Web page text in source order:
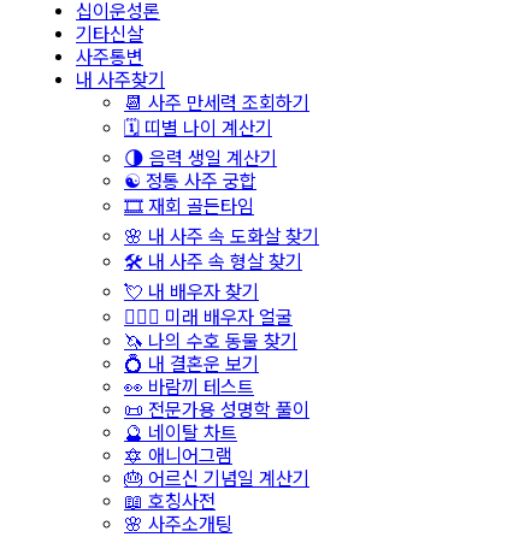
십이운성론
기타신살
사주통변
내 사주찾기
📆 사주 만세력 조회하기
🗓️ 띠별 나이 계산기
🌗 음력 생일 계산기
☯️ 정통 사주 궁합
🎞️ 재회 골든타임
🌸 내 사주 속 도화살 찾기
🛠️ 내 사주 속 형살 찾기
💘 내 배우자 찾기
👩‍❤️‍👨 미래 배우자 얼굴
🦄 나의 수호 동물 찾기
💍 내 결혼운 보기
👀 바람끼 테스트
📜 전문가용 성명학 풀이
🔮 네이탈 차트
🔯 애니어그램
🎂 어르신 기념일 계산기
📖 호칭사전
🌸 사주소개팅